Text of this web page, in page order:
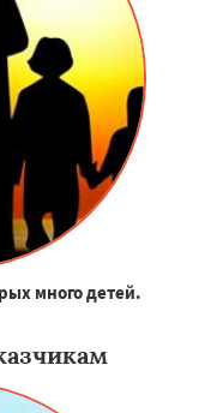
много детей.